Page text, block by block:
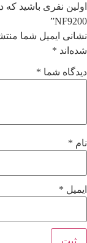
اولین نفری باشید
NF9200”
نشانی ایمیل شما
شده‌اند *
دیدگاه شما *
نام *
ایمیل *